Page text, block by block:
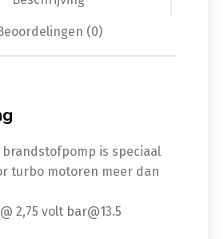
(0)
brandstofpomp is speciaal
turbo motoren meer dan
2,75 volt bar@13.5